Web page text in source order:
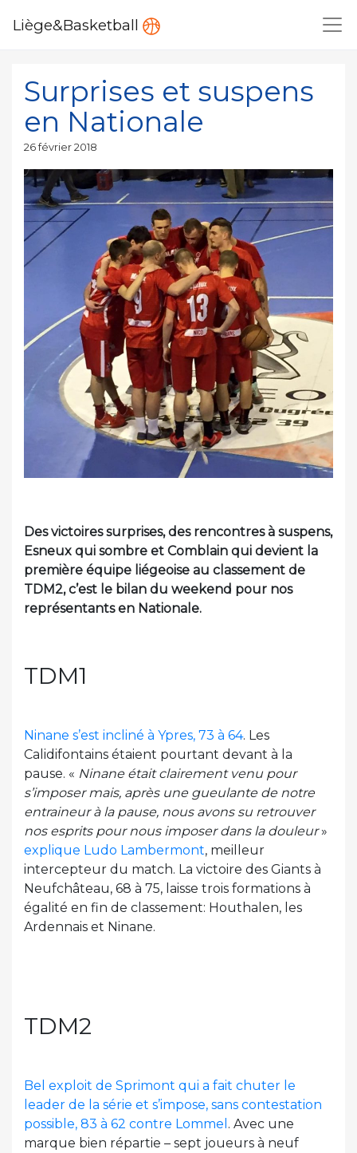
Liège&Basketball
Surprises et suspens
en Nationale
Publié
26 février 2018
Des victoires surprises, des rencontres à suspens,
Esneux qui sombre et Comblain qui devient la
première équipe liégeoise au classement de
TDM2, c’est le bilan du weekend pour nos
représentants en Nationale.
TDM1
Ninane s’est incliné à Ypres, 73 à 64. Les
Calidifontains étaient pourtant devant à la
pause. « Ninane était clairement venu pour
s’imposer mais, après une gueulante de notre
entraineur à la pause, nous avons su retrouver
nos esprits pour nous imposer dans la douleur»
explique Ludo Lambermont, meilleur
intercepteur du match. La victoire des Giants à
Neufchâteau, 68 à 75, laisse trois formations à
égalité en fin de classement: Houthalen, les
Ardennais et Ninane.
TDM2
Bel exploit de Sprimont qui a fait chuter le
leader de la série et s’impose, sans contestation
possible, 83 à 62 contre Lommel . Avec une
marque bien répartie – sept joueurs à neuf